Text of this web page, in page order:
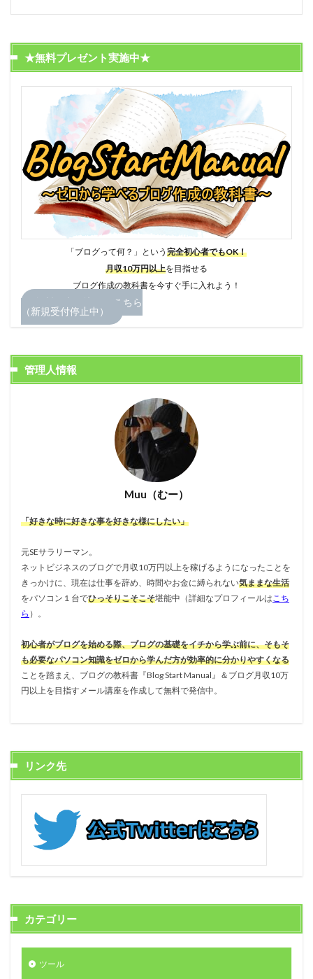
★無料プレゼント実施中★
「ブログって何？」という 完全初心者でもOK！
月収10万円以上を目指せる
ブログ作成の教科書を今すぐ手に入れよう！
無料お申し込みはこちら
（新規受付停止中）
管理人情報
Muu（むー）
「好きな時に好きな事を好きな様にしたい」
元SEサラリーマン。
ネットビジネスのブログで月収10万円以上を稼げるようになったことを
きっかけに、現在は仕事を辞め、時間やお金に縛られない気ままな生活
をパソコン１台でひっそりこそこそ堪能中（詳細なプロフィールはこち
ら ）。
初心者がブログを始める際、ブログの基礎をイチから学ぶ前に、そもそ
も必要なパソコン知識をゼロから学んだ方が効率的に分かりやすくなる
ことを踏まえ、ブログの教科書『Blog Start Manual』＆ブログ月収10万
円以上を目指すメール講座を作成して無料で発信中。
リンク先
カテゴリー
ツール